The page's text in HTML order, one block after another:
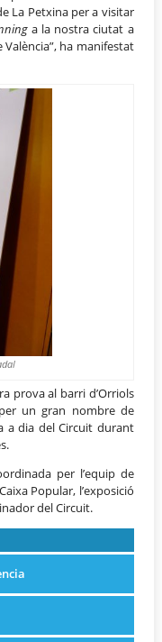
La Petxina per a visitar
a la nostra ciutat a
ha manifestat
prova al barri d’Orriols
un gran nombre de
a dia del Circuit durant
per l’equip de
Popular, l’exposició
del Circuit.